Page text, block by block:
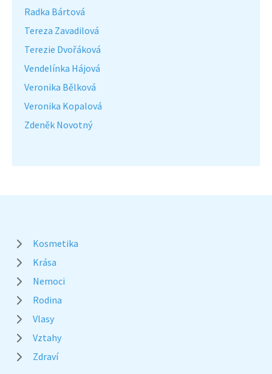
Radka Bártová
Tereza Zavadilová
Terezie Dvořáková
Vendelínka Hájová
Veronika Bělková
Veronika Kopalová
Zdeněk Novotný
Kosmetika
Krása
Nemoci
Rodina
Vlasy
Vztahy
Zdraví